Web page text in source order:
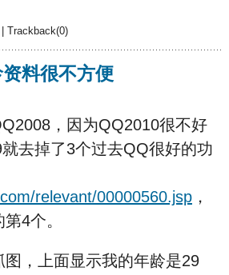
Trackback(0)
料很不方便
，因为QQ2010很不好
去掉了3个过去QQ很好的功
relevant/00000560.jsp，
4个。
，上面显示我的年龄是29